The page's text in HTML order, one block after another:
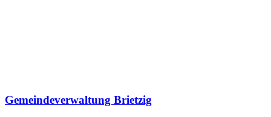
Gemeindeverwaltung Brietzig